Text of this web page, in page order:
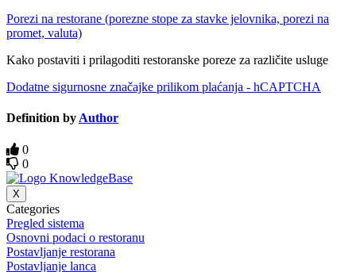
Porezi na restorane (porezne stope za stavke jelovnika, porezi na
promet, valuta)
Kako postaviti i prilagoditi restoranske poreze za različite usluge
Dodatne sigurnosne značajke prilikom plaćanja - hCAPTCHA
Definition by Author
0
0
X
Categories
Pregled sistema
Osnovni podaci o restoranu
Postavljanje restorana
Postavljanje lanca